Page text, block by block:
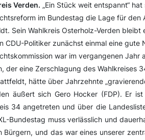
Verden. „Ein Stück weit entspannt“
im Bundestag die Lage für den
Sein Wahlkreis Osterholz-Verden
CDU-Politiker zunächst einmal eine gute
war im vergangenen Jahr
der eine Zerschlagung des Wahlkreises
hätte über Jahrzehnte
äußert sich Gero Hocker (FDP). Er
34 angetreten und über die
Bundestag muss verlässlich und
Bürgern, und das war eines unserer